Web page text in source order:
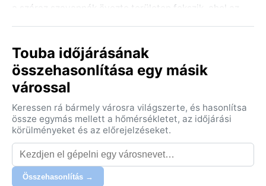
a száraz szavannák övezte területen fekszik, ahol az
A város éghajlata a Köppen-besorolás szerint BSh –
forró félsivatagi, vagyis trópusi száraz klíma, rövid,
heves esőzésű nyári időszakkal. A „téli” hónapok
30-35 °C körül, az éjszakák hűvösebbek, akár 18 °C-
ig is lehűlhet. A nyári évszak (májustól októberig)
forróbb és párásabb, a csapadék nagyon szeszélyes:
néhány zápor a júliustól szeptemberig tartó
időszakban, de az éves összeg alig haladja meg a 400
Touba időjárásának
összehasonlítása egy másik
várossal
Keressen rá bármely városra világszerte, és hasonlítsa
össze egymás mellett a hőmérsékletet, az időjárási
körülményeket és az előrejelzéseket.
Összehasonlítás →